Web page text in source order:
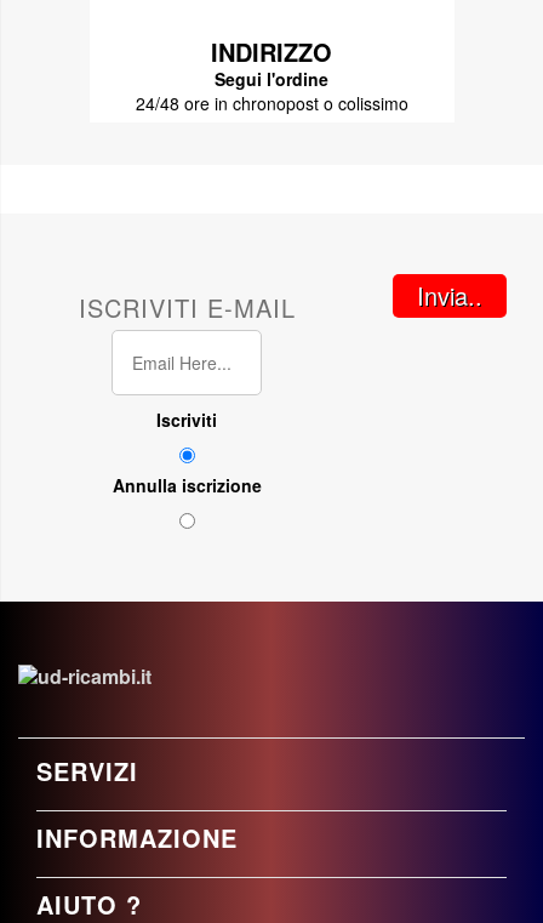
INDIRIZZO
Segui l'ordine
24/48 ore in chronopost o colissimo
ISCRIVITI E-MAIL
Iscriviti
Annulla iscrizione
Invia..
SERVIZI
INFORMAZIONE
AIUTO ?